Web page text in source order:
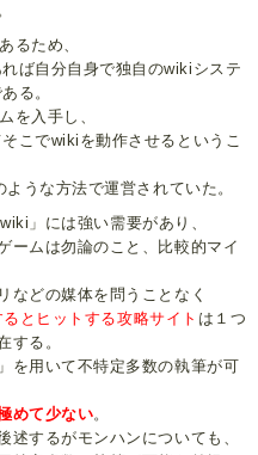
るため、
ば自分自身で独自のwikiシステ
る。
を入手し、
こでwikiを動作させるというこ
うな方法で運営されていた。
」には強い需要があり、
ームは勿論のこと、比較的マイ
などの媒体を問うことなく
とヒットする攻略サイト は１つ
する。
を用いて不特定多数の執筆が可
めて少ない。
述するがモンハンについても、